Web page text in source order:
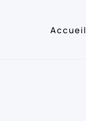
Accueil